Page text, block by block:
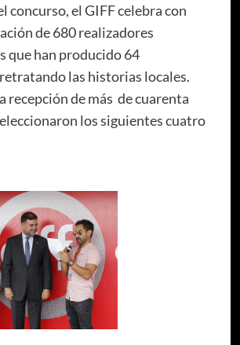
concurso, el GIFF celebra con
de 680 realizadores
que han producido 64
las historias locales.
recepción de más de cuarenta
los siguientes cuatro